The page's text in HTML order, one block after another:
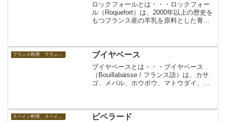
ロックフォールとは・・・ロックフォー
ル（Roquefort）は、2000年以上の歴史を
もつフランス産の羊乳を原料とした青カ
それを食べてみたら美味しかった、とい
う偶然に出...
ブイヤベース
ブイヤベースとは・・・ブイヤベース
（Bouillabaisse / フランス語）は、カサ
ゴ、メバル、ホウボウ、マトウダイ、ア
ト、じゃがいも、ニンニク、セロリ、玉
ねぎ、フェ...
スペイン料理、スペインの食べ物 ピペラード